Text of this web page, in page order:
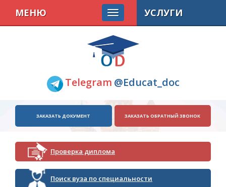
Telegram @Educat_doc
МЕНЮ
ЗАКАЗАТЬ ДОКУМЕНТ ЗАКАЗАТЬ ОБРАТНЫЙ ЗВОНОК
Проверка диплома
Поиск вуза по специальности
УСЛУГИ